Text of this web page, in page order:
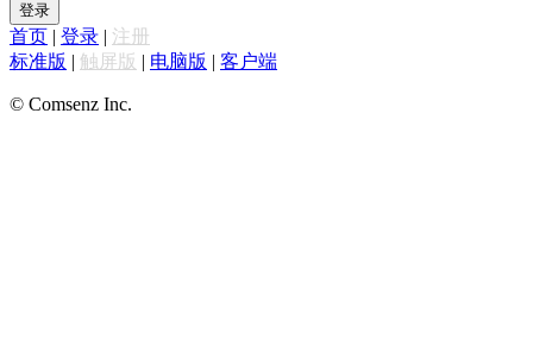
登录
首页 | 登录 | 注册
标准版 | 触屏版 | 电脑版 | 客户端
© Comsenz Inc.